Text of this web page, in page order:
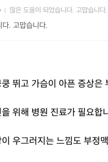
많은 도움이 되었습니다. 고맙습니다.
. 고맙습니다.
뛰고 가슴이 아픈 증상은
위해 병원 진료가 필요합
우그러지는 느낌도 부정